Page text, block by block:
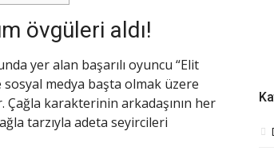
övgüleri aldı!
yer alan başarılı oyuncu “Elit
sosyal medya başta olmak üzere
karakterinin arkadaşının her
tarzıyla adeta seyircileri